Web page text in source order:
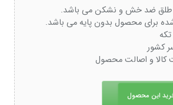
طلق ضد خش و نشکن می باشد.
برای محصول بدون پایه می باشد.
کشور
کالا و اصالت محصول
این محصول